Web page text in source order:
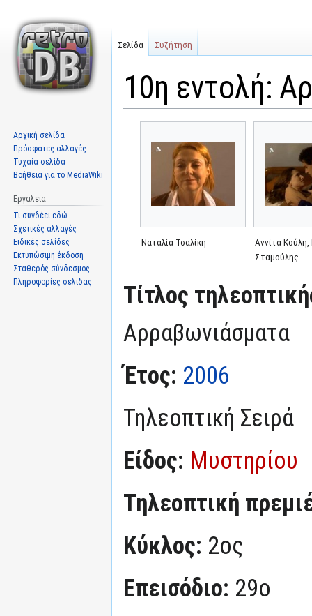
10η εντολή:
Ναταλία Τσαλίκη
Αννίτα Κούλη,
Σταμούλης
Τίτλος
Αρραβωνιάσματα
Έτος: 2006
Τηλεοπτική Σειρά
Είδος: Μυστηρίου
Τηλεοπτική
Κύκλος: 2ος
Επεισόδιο: 29ο
Σελίδα Συζήτηση
Αρχική σελίδα
Πρόσφατες αλλαγές
Τυχαία σελίδα
Βοήθεια για το MediaWiki
Εργαλεία
Τι συνδέει εδώ
Σχετικές αλλαγές
Ειδικές σελίδες
Εκτυπώσιμη έκδοση
Σταθερός σύνδεσμος
Πληροφορίες σελίδας